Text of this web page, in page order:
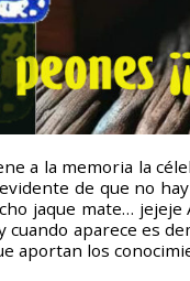
a la memoria la
de que no
jaque mate…
aparece es
aportan los